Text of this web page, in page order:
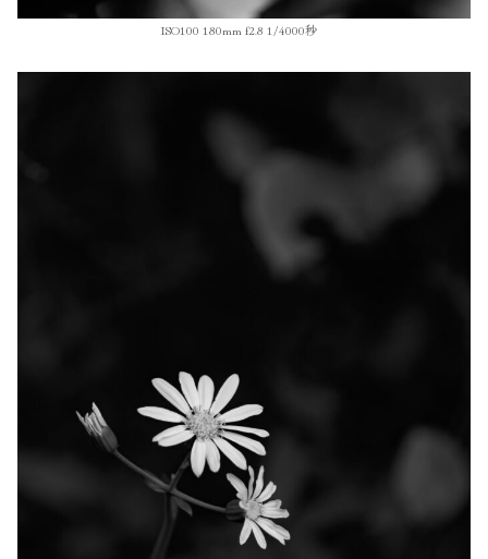
ISO100 180mm f2.8 1/4000秒